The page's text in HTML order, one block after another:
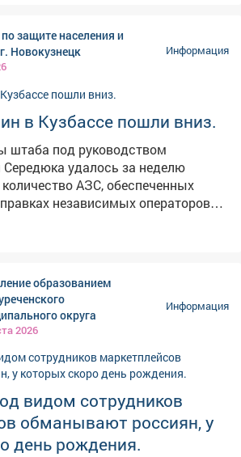
видно, что часть конструкции
в порядок, однако
по-прежнему находится в
лестница регулярно
водопад, а зимой страдает от
лестничного спуска на
В администрации также
размыло сильным дождем.
защите населения и
Новокузнецк
Информация
в Кузбассе пошли вниз.
штаба под руководством
Середюка удалось за неделю
АЗС, обеспеченных
независимых операторов
снижаться. Проехали по
и убедились в этом.
образованием
округа
2026
Информация
видом сотрудников
обманывают россиян, у
день рождения.